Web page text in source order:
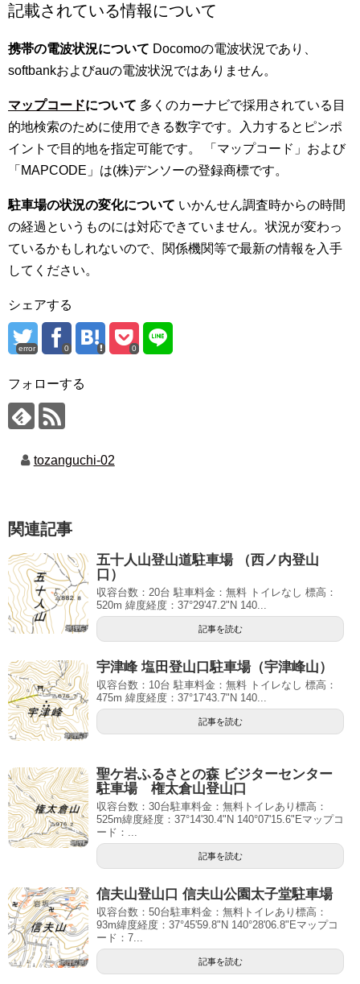
記載されている情報について
携帯の電波状況について Docomoの電波状況であり、
softbankおよびauの電波状況ではありません。
マップコードについて 多くのカーナビで採用されている目
的地検索のために使用できる数字です。入力するとピンポ
イントで目的地を指定可能です。 「マップコード」および
「MAPCODE」は(株)デンソーの登録商標です。
駐車場の状況の変化について いかんせん調査時からの時間
の経過というものには対応できていません。状況が変わっ
ているかもしれないので、関係機関等で最新の情報を入手
してください。
シェアする
error 0 0
フォローする
tozanguchi-02
関連記事
五十人山登山道駐車場 （西ノ内登山
口）
収容台数：20台 駐車料金：無料 トイレなし 標高：
520m 緯度経度：37°29'47.2"N 140...
記事を読む
宇津峰 塩田登山口駐車場（宇津峰山）
収容台数：10台 駐車料金：無料 トイレなし 標高：
475m 緯度経度：37°17'43.7"N 140...
記事を読む
聖ケ岩ふるさとの森 ビジターセンター
駐車場 権太倉山登山口
収容台数：30台駐車料金：無料トイレあり標高：
525m緯度経度：37°14'30.4"N 140°07'15.6"Eマップコ
ード：...
記事を読む
信夫山登山口 信夫山公園太子堂駐車場
収容台数：50台駐車料金：無料トイレあり標高：
93m緯度経度：37°45'59.8"N 140°28'06.8"Eマップコ
ード：7...
記事を読む